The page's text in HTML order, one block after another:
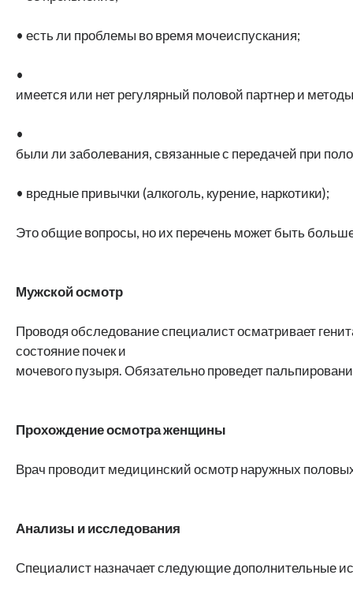
• есть ли проблемы во время мочеиспускания;
•
имеется или нет регулярный половой партнер и
•
были ли заболевания, связанные с передачей при
• вредные привычки (алкоголь, курение, наркотики);
Это общие вопросы, но их перечень может быть
Мужской осмотр
Проводя обследование специалист осматривает
состояние почек и
мочевого пузыря. Обязательно проведет
Прохождение осмотра женщины
Врач проводит медицинский осмотр наружных
Анализы и исследования
Специалист назначает следующие дополнительные